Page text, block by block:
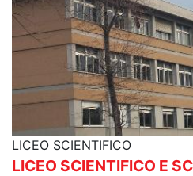
LICEO SCIENTIFICO
LICEO SCIENTIFICO E